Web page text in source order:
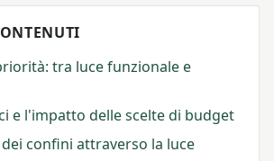
tra luce funzionale e
e l'impatto delle scelte di budget
confini attraverso la luce